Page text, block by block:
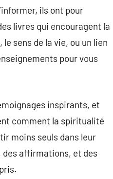
ils ont pour
livres qui encouragent la
sens de la vie, ou un lien
pour vous
inspirants, et
comment la spiritualité
moins seuls dans leur
des affirmations, et des